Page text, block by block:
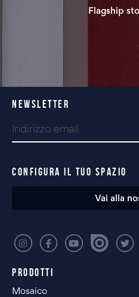
Flagship
PRODOTTI
Mosaico
NEWSLETTER
CONFIGURA IL TUO SPAZIO
Vai alla